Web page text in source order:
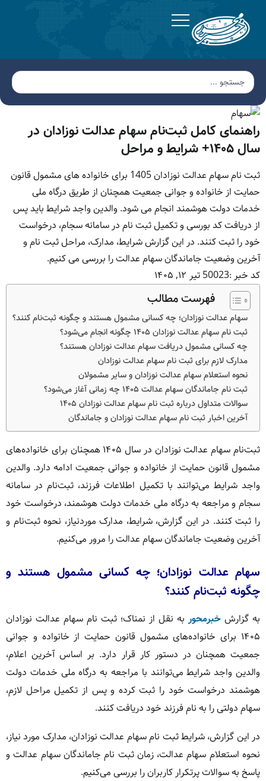
راهنمای کامل ثبت‌نام سهام عدالت نوزادان در
سال ۱۴۰۵+ شرایط و مراحل
ثبت نام سهام عدالت نوزادان 1405 برای خانواده های مشمول قانون
حمایت از خانواده و جوانی جمعیت همچنان از طریق درگاه ملی
خدمات دولت هوشمند انجام می شود. والدین واجد شرایط باید پس
از دریافت کد بورسی و تکمیل ثبت نام در سامانه سجام، درخواست
خود را ثبت کنند. در این گزارش شرایط، مدارک، مراحل ثبت نام و
آخرین وضعیت جاماندگان سهام عدالت را بررسی می کنیم.
کد خبر :50023
تیر ۱۲, ۱۴۰۵
فهرست مطالب
سهام عدالت نوزادان؛ چه کسانی مشمول هستند و چگونه ثبت‌نام کنند؟
ثبت نام سهام عدالت نوزادان ۱۴۰۵ چگونه انجام می‌شود؟
چه کسانی مشمول دریافت سهام عدالت نوزادان هستند؟
مدارک لازم برای ثبت نام سهام عدالت نوزادان
نحوه استعلام سهام عدالت نوزادان و سایر مشمولان
ثبت نام جاماندگان سهام عدالت ۱۴۰۵ چه زمانی آغاز می‌شود؟
سوالات متداول درباره ثبت نام سهام عدالت نوزادان ۱۴۰۵
آخرین اخبار ثبت نام سهام عدالت نوزادان و جاماندگان
ثبت‌نام سهام عدالت نوزادان در سال ۱۴۰۵ همچنان برای خانواده‌های
مشمول قانون حمایت از خانواده و جوانی جمعیت ادامه دارد. والدین
واجد شرایط می‌توانند با تکمیل اطلاعات فرزند، ثبت‌نام در سامانه
سجام و مراجعه به درگاه ملی خدمات دولت هوشمند، درخواست خود
را ثبت کنند. در این گزارش، شرایط، مدارک موردنیاز، نحوه ثبت‌نام و
آخرین وضعیت جاماندگان سهام عدالت را مرور می‌کنیم.
سهام عدالت نوزادان؛ چه کسانی مشمول هستند و
چگونه ثبت‌نام کنند؟
به گزارش خبرمحوربه نقل از نمناک؛ ثبت نام سهام عدالت نوزادان
۱۴۰۵ برای خانواده‌های مشمول قانون حمایت از خانواده و جوانی
جمعیت همچنان در دستور کار قرار دارد. بر اساس آخرین اعلام،
والدین واجد شرایط می‌توانند با مراجعه به درگاه ملی خدمات دولت
هوشمند درخواست خود را ثبت کرده و پس از تکمیل مراحل لازم،
سهام دولتی را به نام فرزند خود دریافت کنند.
در این گزارش، شرایط ثبت نام سهام عدالت نوزادان، مدارک مورد نیاز،
نحوه استعلام سهام عدالت، زمان ثبت نام جاماندگان سهام عدالت و
پاسخ به سوالات پرتکرار کاربران را بررسی می‌کنیم.